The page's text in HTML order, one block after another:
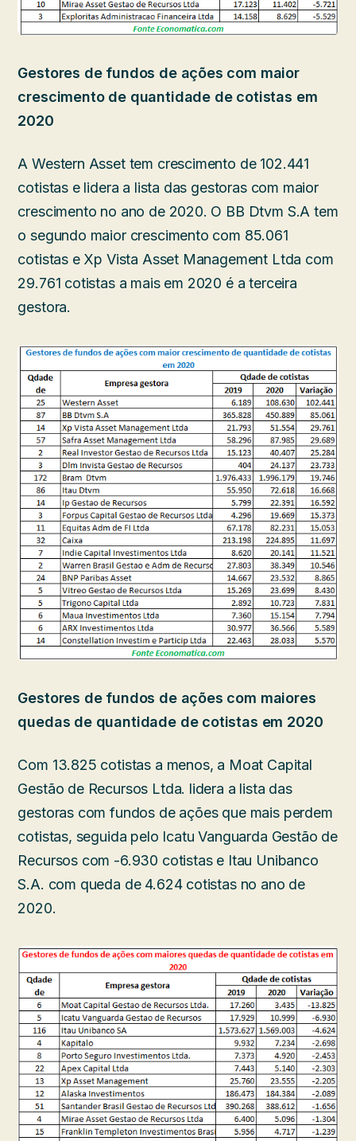
Gestores de fundos de ações com maior
crescimento de quantidade de cotistas em
2020
A Western Asset tem crescimento de 102.441
cotistas e lidera a lista das gestoras com maior
crescimento no ano de 2020. O BB Dtvm S.A tem
o segundo maior crescimento com 85.061
cotistas e Xp Vista Asset Management Ltda com
29.761 cotistas a mais em 2020 é a terceira
gestora.
Gestores de fundos de ações com maiores
quedas de quantidade de cotistas em 2020
Com 13.825 cotistas a menos, a Moat Capital
Gestão de Recursos Ltda. lidera a lista das
gestoras com fundos de ações que mais perdem
cotistas, seguida pelo Icatu Vanguarda Gestão de
Recursos com -6.930 cotistas e Itau Unibanco
S.A. com queda de 4.624 cotistas no ano de
2020.